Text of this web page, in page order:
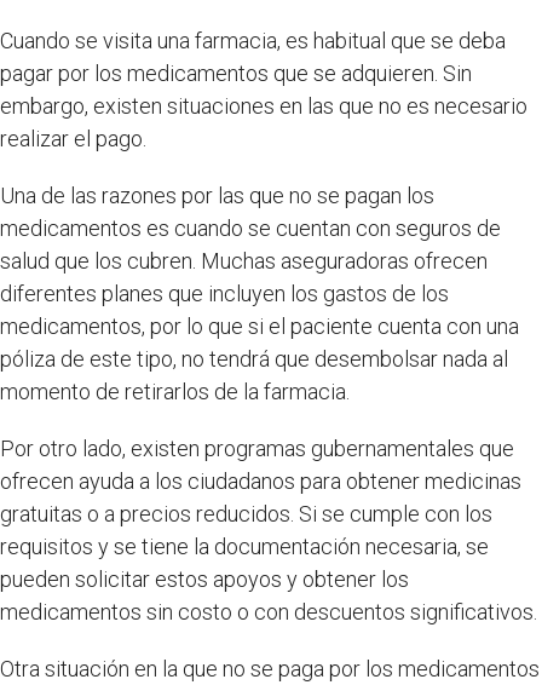
Cuando se visita una farmacia, es habitual que se deba
pagar por los medicamentos que se adquieren. Sin
embargo, existen situaciones en las que no es necesario
realizar el pago.
Una de las razones por las que no se pagan los
medicamentos es cuando se cuentan con seguros de
salud que los cubren. Muchas aseguradoras ofrecen
diferentes planes que incluyen los gastos de los
medicamentos, por lo que si el paciente cuenta con una
póliza de este tipo, no tendrá que desembolsar nada al
momento de retirarlos de la farmacia.
Por otro lado, existen programas gubernamentales que
ofrecen ayuda a los ciudadanos para obtener medicinas
gratuitas o a precios reducidos. Si se cumple con los
requisitos y se tiene la documentación necesaria, se
pueden solicitar estos apoyos y obtener los
medicamentos sin costo o con descuentos significativos.
Otra situación en la que no se paga por los medicamentos